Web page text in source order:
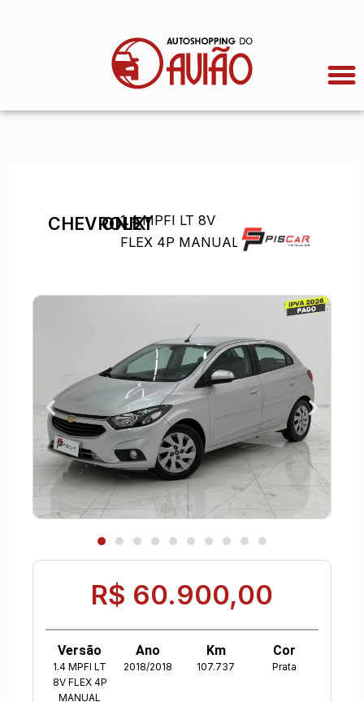
CHEVROLET
ONIX
1.4 MPFI LT 8V
FLEX 4P MANUAL
R$ 60.900,00
Versão
1.4 MPFI LT
8V FLEX 4P
MANUAL
Ano
2018/2018
Km
107.737
Cor
Prata